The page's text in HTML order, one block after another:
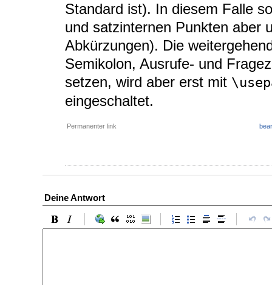
Standard ist). In diesem Falle
und satzinternen Punkten aber
Abkürzungen). Die
Semikolon, Ausrufe- und
setzen, wird aber erst mit
eingeschaltet.
Permanenter link
Deine Antwort